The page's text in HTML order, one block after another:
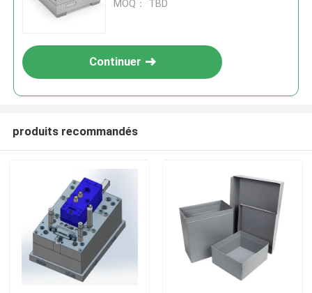
moules sur mesure pour
MOQ： TBD
Continuer
produits recommandés